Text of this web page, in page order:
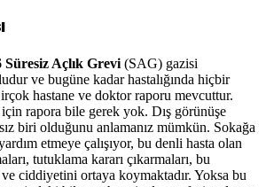
Açlık Grevi (SAG) gazisi
ve bugüne kadar hastalığında hiçbir
hastane ve doktor raporu mevcuttur.
rapora bile gerek yok. Dış görünüşe
biri olduğunu anlamanız mümkün. Sokağa
etmeye çalışıyor, bu denli hasta olan
tutuklama kararı çıkarmaları, bu
ve ciddiyetini ortaya koymaktadır. Yoksa bu